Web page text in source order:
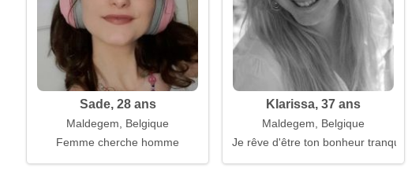
Sade, 28 ans
Maldegem, Belgique
Femme cherche homme
Klarissa, 37 ans
Maldegem, Belgique
Je rêve d'être ton bonheur tranquille